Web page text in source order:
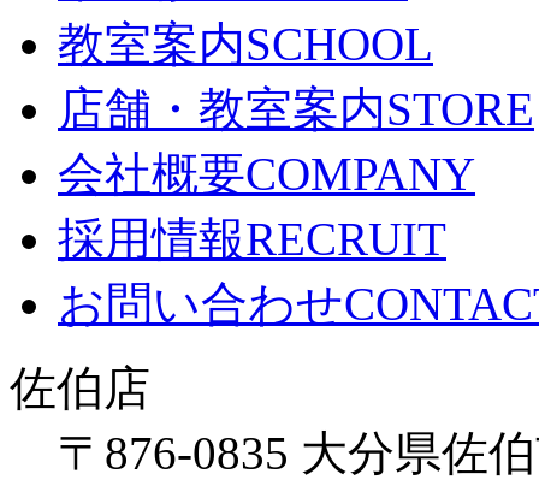
教室案内SCHOOL
店舗・教室案内STORE
会社概要COMPANY
採用情報RECRUIT
お問い合わせ
佐伯店
〒876-0835 大分県佐